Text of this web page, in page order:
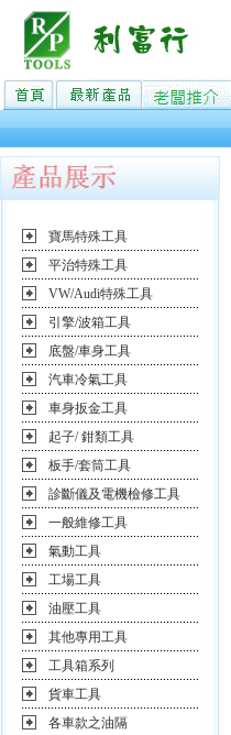
寶馬特殊工具
平治特殊工具
VW/Audi特殊工具
引擎/波箱工具
底盤/車身工具
汽車冷氣工具
車身扳金工具
起子/ 鉗類工具
板手/套筒工具
診斷儀及電機檢修工具
一般維修工具
氣動工具
工場工具
油壓工具
其他專用工具
工具箱系列
貨車工具
各車款之油隔